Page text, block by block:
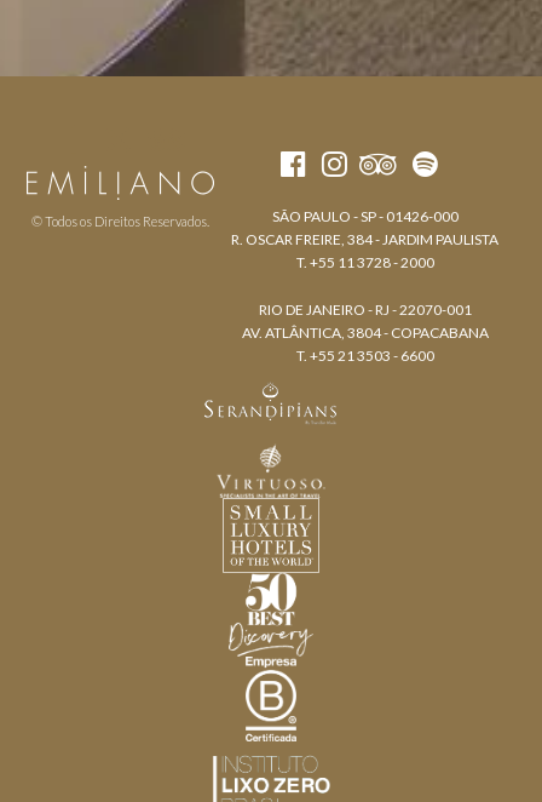
© Todos os Direitos Reservados.
SÃO PAULO - SP - 01426-000
R. OSCAR FREIRE, 384 - JARDIM PAULISTA
T. +55 11 3728 - 2000
RIO DE JANEIRO - RJ - 22070-001
AV. ATLÂNTICA, 3804 - COPACABANA
T. +55 21 3503 - 6600